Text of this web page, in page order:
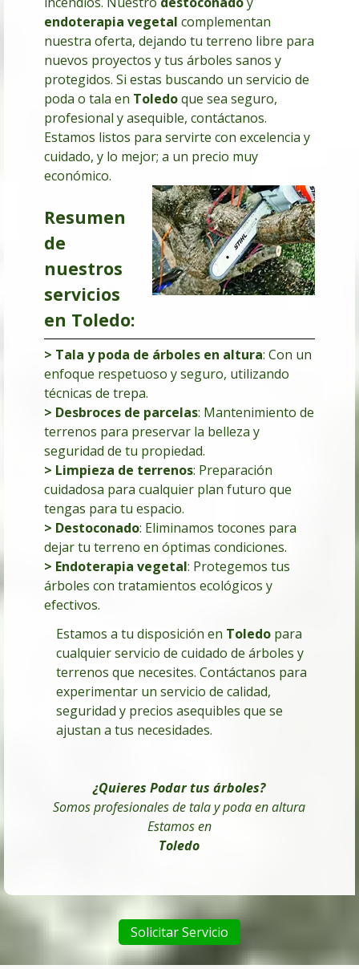
endoterapia vegetal complementan
nuestra oferta, dejando tu terreno libre para
nuevos proyectos y tus árboles sanos y
protegidos. Si estas buscando un servicio de
poda o tala en Toledoque sea seguro,
profesional y asequible, contáctanos.
Estamos listos para servirte con excelencia y
cuidado, y lo mejor; a un precio muy
económico.
Resumen
de
nuestros
servicios
en Toledo:
> Tala y poda de árboles en altura: Con un
enfoque respetuoso y seguro, utilizando
técnicas de trepa.
> Desbroces de parcelas: Mantenimiento de
terrenos para preservar la belleza y
seguridad de tu propiedad.
> Limpieza de terrenos: Preparación
cuidadosa para cualquier plan futuro que
tengas para tu espacio.
> Destoconado: Eliminamos tocones para
dejar tu terreno en óptimas condiciones.
> Endoterapia vegetal: Protegemos tus
árboles con tratamientos ecológicos y
efectivos.
Estamos a tu disposición en Toledo para
cualquier servicio de cuidado de árboles y
terrenos que necesites. Contáctanos para
experimentar un servicio de calidad,
seguridad y precios asequibles que se
ajustan a tus necesidades.
¿Quieres Podar tus árboles?
Somos profesionales de tala y poda en altura
Estamos en
Toledo
Solicitar Servicio